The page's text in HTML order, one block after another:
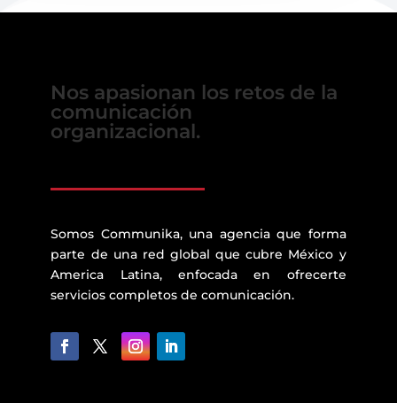
Nos apasionan los retos de la
comunicación
organizacional.
Somos Communika, una agencia que forma
parte de una red global que cubre México y
America Latina, enfocada en ofrecerte
servicios completos de comunicación.